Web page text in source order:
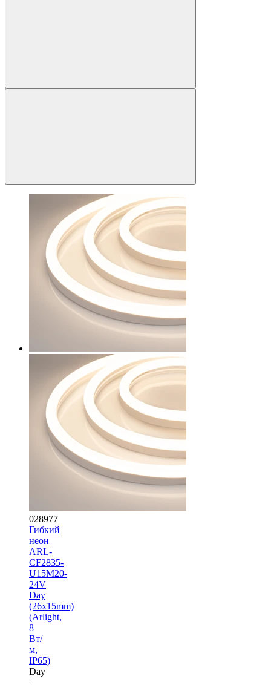
028977
Гибкий
неон
ARL-
CF2835-
U15M20-
24V
Day
(26x15mm)
(Arlight,
8
Вт/
м,
IP65)
Day
|